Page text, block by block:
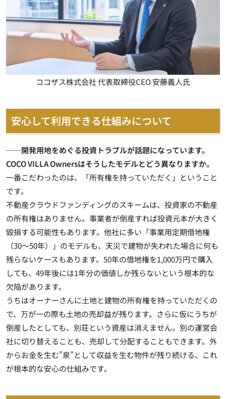
ココザス株式会社 代表取締役CEO 安藤義人氏
安心して利用できる仕組みについて
──開発用地をめぐる投資トラブルが話題になっています。
COCO VILLA Ownersはそうしたモデルとどう異なりますか。
一番こだわったのは、「所有権を持っていただく」ということ
です。
不動産クラウドファンディングのスキームは、投資家の不動産
の所有権はありません。事業者が倒産すれば投資元本が大きく
毀損する可能性もあります。他社に多い「事業用定期借地権
（30～50年）」のモデルも、天災で建物が失われた場合に何も
残らないケースもあります。50年の借地権を1,000万円で購入
しても、49年後には1年分の価値しか残らないという根本的な
欠陥があります。
うちはオーナーさんに土地と建物の所有権を持っていただくの
で、万が一の際も土地の売却益が残ります。さらに仮にうちが
倒産したとしても、別荘という資産は消えません。別の運営会
社に切り替えることも、売却して分配することもできます。外
からお金を生む"泉"として収益を生む物件が残り続ける、これ
が根本的な安心の仕組みです。